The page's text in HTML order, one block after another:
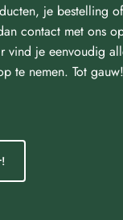
je bestelling
contact met ons
vind je eenvoudig
te nemen. Tot gauw!